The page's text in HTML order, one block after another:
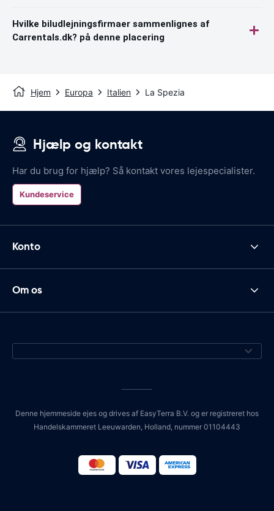
Hvilke biludlejningsfirmaer sammenlignes af
Carrentals.dk? på denne placering
Hjem Europa Italien La Spezia
Hjælp og kontakt
Har du brug for hjælp? Så kontakt vores lejespecialister.
Kundeservice
Konto
Om os
Denne hjemmeside ejes og drives af EasyTerra B.V. og er registreret hos
Handelskammeret Leeuwarden, Holland, nummer 01104443